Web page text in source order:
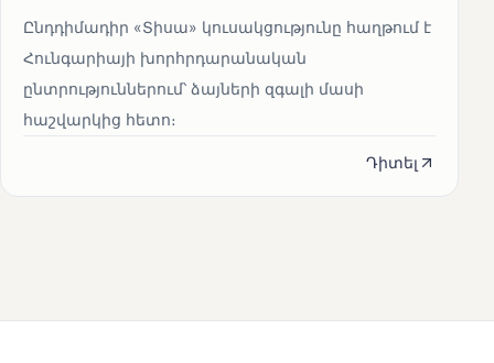
Ընդդիմադիր «Տիսա» կուսակցությունը հաղթում է
Հունգարիայի խորհրդարանական
ընտրություններում՝ ձայների զգալի մասի
հաշվարկից հետո։
Դիտել